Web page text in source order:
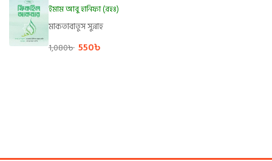
ইমাম আবু হানিফা (রহঃ)
মাকতাবাতুস সুন্নাহ
1,080৳ 550৳